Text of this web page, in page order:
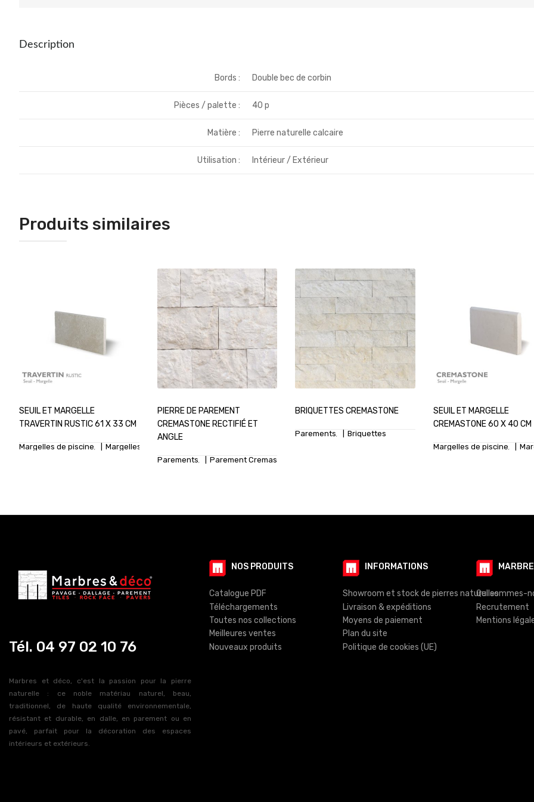
Description
Bords : Double bec de corbin
Pièces / palette : 40 p
Matière : Pierre naturelle calcaire
Utilisation : Intérieur / Extérieur
Produits similaires
SEUIL ET MARGELLE
TRAVERTIN RUSTIC 61 X 33 CM
Margelles de piscine, Margelles Travertin
PIERRE DE PAREMENT
CREMASTONE RECTIFIÉ ET
ANGLE
Parements, Parement Cremastone
BRIQUETTES CREMASTONE
Parements, Briquettes
SEUIL ET MARGELLE
CREMASTONE 60 X 40 CM
Margelles de piscine,
Tél. 04 97 02 10 76
Marbres et déco, c'est la passion pour la pierre
naturelle : ce noble matériau naturel, beau,
traditionnel, de haute qualité environnementale,
résistant et durable, en dalle, en parement ou en
pavé, parfait pour la décoration des espaces
intérieurs et extérieurs.
NOS PRODUITS
Catalogue PDF
Téléchargements
Toutes nos collections
Meilleures ventes
Nouveaux produits
INFORMATIONS
Showroom et stock de pierres naturelles
Livraison & expéditions
Moyens de paiement
Plan du site
Politique de cookies (UE)
Qui sommes-
Recrutement
Mentions